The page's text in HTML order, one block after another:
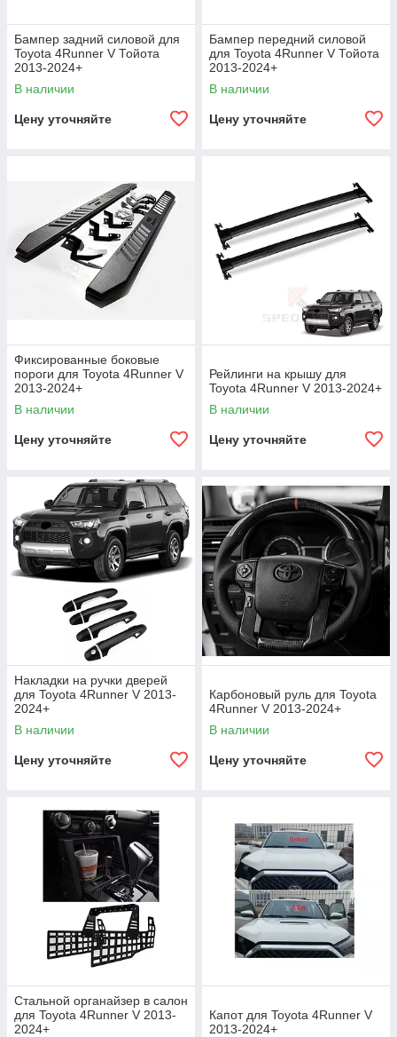
Бампер задний силовой для
Toyota 4Runner V Тойота
2013-2024+
В наличии
Цену уточняйте
Бампер передний силовой
для Toyota 4Runner V Тойота
2013-2024+
В наличии
Цену уточняйте
Фиксированные боковые
пороги для Toyota 4Runner V
2013-2024+
В наличии
Цену уточняйте
Рейлинги на крышу для
Toyota 4Runner V 2013-2024+
В наличии
Цену уточняйте
Накладки на ручки дверей
для Toyota 4Runner V 2013-
2024+
В наличии
Цену уточняйте
Карбоновый руль для Toyota
4Runner V 2013-2024+
В наличии
Цену уточняйте
Стальной органайзер в салон
для Toyota 4Runner V 2013-
2024+
Капот для Toyota 4Runner V
2013-2024+